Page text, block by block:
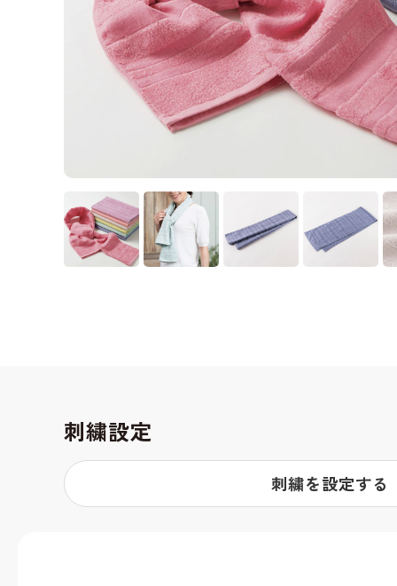
刺繍設定
刺繍を設定する